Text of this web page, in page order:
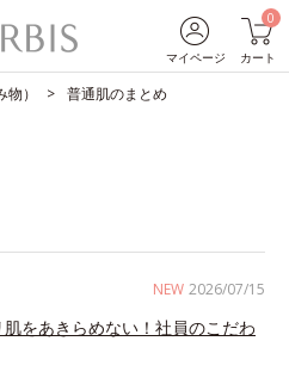
マイページ
0
カート
） 普通肌のまとめ
NEW 2026/07/15
をあきらめない！社員のこだわ